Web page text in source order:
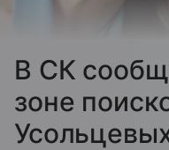
В СК
зоне